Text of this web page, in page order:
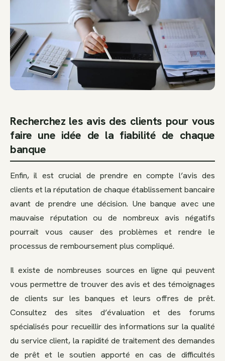
Recherchez les avis des clients pour vous
faire une idée de la fiabilité de chaque
banque
Enfin, il est crucial de prendre en compte l’avis des
clients et la réputation de chaque établissement bancaire
avant de prendre une décision. Une banque avec une
mauvaise réputation ou de nombreux avis négatifs
pourrait vous causer des problèmes et rendre le
processus de remboursement plus compliqué.
Il existe de nombreuses sources en ligne qui peuvent
vous permettre de trouver des avis et des témoignages
de clients sur les banques et leurs offres de prêt.
Consultez des sites d’évaluation et des forums
spécialisés pour recueillir des informations sur la qualité
du service client, la rapidité de traitement des demandes
de prêt et le soutien apporté en cas de difficultés